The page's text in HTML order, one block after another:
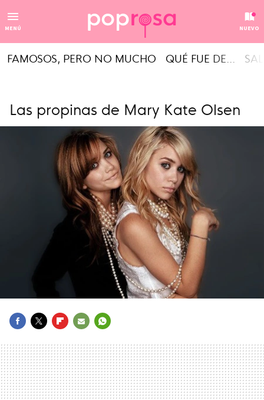
MENÚ NUEVO
FAMOSOS, PERO NO MUCHO QUÉ FUE DE...
Las propinas de Mary Kate Olsen
MAIL